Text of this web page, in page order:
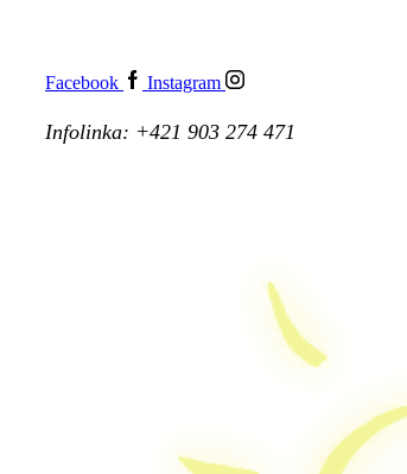
Facebook Instagram
Infolinka: +421 903 274 471